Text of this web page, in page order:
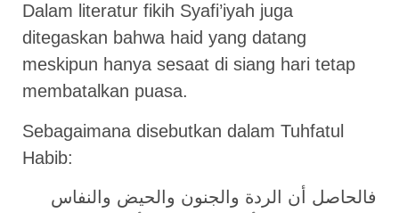
Dalam literatur fikih Syafi’iyah juga
ditegaskan bahwa haid yang datang
meskipun hanya sesaat di siang hari tetap
membatalkan puasa.
Sebagaimana disebutkan dalam Tuhfatul
Habib:
فالحاصل أن الردة والجنون والحيض والنفاس